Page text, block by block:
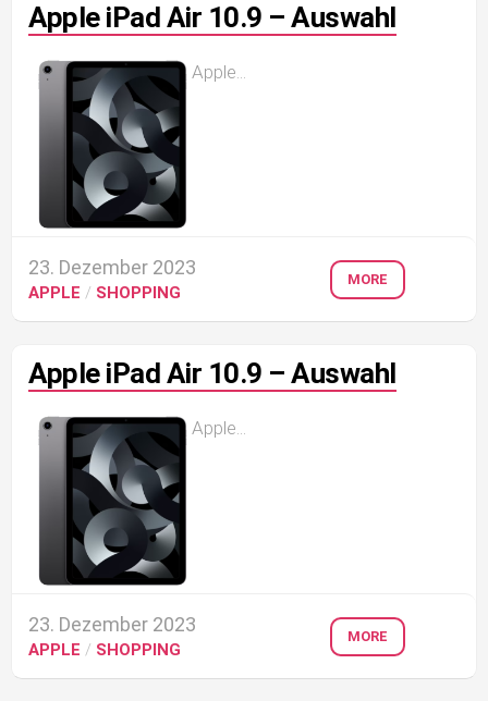
Apple iPad Air 10.9 – Auswahl
Apple...
23. Dezember 2023
APPLE / SHOPPING
MORE
Apple iPad Air 10.9 – Auswahl
Apple...
23. Dezember 2023
APPLE / SHOPPING
MORE